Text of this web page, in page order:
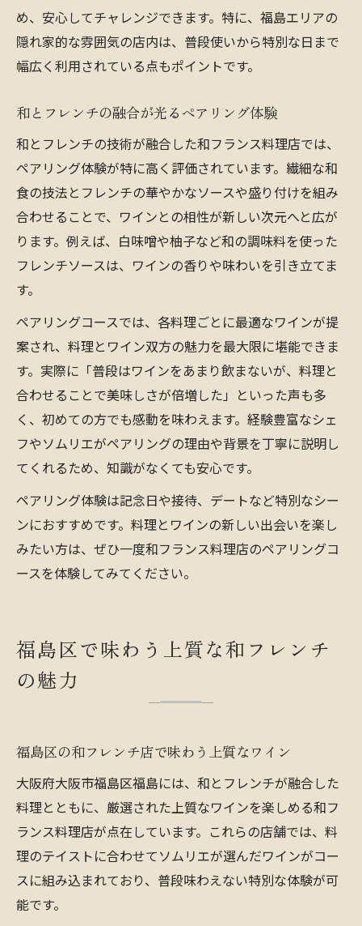
め、安心してチャレンジできます。特に、福島エリアの
隠れ家的な雰囲気の店内は、普段使いから特別な日まで
幅広く利用されている点もポイントです。
和とフレンチの融合が光るペアリング体験
和とフレンチの技術が融合した和フランス料理店では、
ペアリング体験が特に高く評価されています。繊細な和
食の技法とフレンチの華やかなソースや盛り付けを組み
合わせることで、ワインとの相性が新しい次元へと広が
ります。例えば、白味噌や柚子など和の調味料を使った
フレンチソースは、ワインの香りや味わいを引き立てま
す。
ペアリングコースでは、各料理ごとに最適なワインが提
案され、料理とワイン双方の魅力を最大限に堪能できま
す。実際に「普段はワインをあまり飲まないが、料理と
合わせることで美味しさが倍増した」といった声も多
く、初めての方でも感動を味わえます。経験豊富なシェ
フやソムリエがペアリングの理由や背景を丁寧に説明し
てくれるため、知識がなくても安心です。
ペアリング体験は記念日や接待、デートなど特別なシー
ンにおすすめです。料理とワインの新しい出会いを楽し
みたい方は、ぜひ一度和フランス料理店のペアリングコ
ースを体験してみてください。
福島区で味わう上質な和フレンチ
の魅力
福島区の和フレンチ店で味わう上質なワイン
大阪府大阪市福島区福島には、和とフレンチが融合した
料理とともに、厳選された上質なワインを楽しめる和フ
ランス料理店が点在しています。これらの店舗では、料
理のテイストに合わせてソムリエが選んだワインがコー
スに組み込まれており、普段味わえない特別な体験が可
能です。